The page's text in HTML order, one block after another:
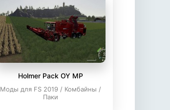
Holmer Pack OY MP
Моды для FS 2019 / Комбайны /
Паки